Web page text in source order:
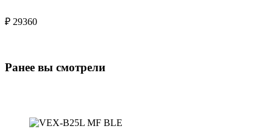
₽ 29360
Ранее вы смотрели